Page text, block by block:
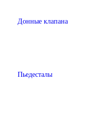
Донные клапана
Пьедесталы